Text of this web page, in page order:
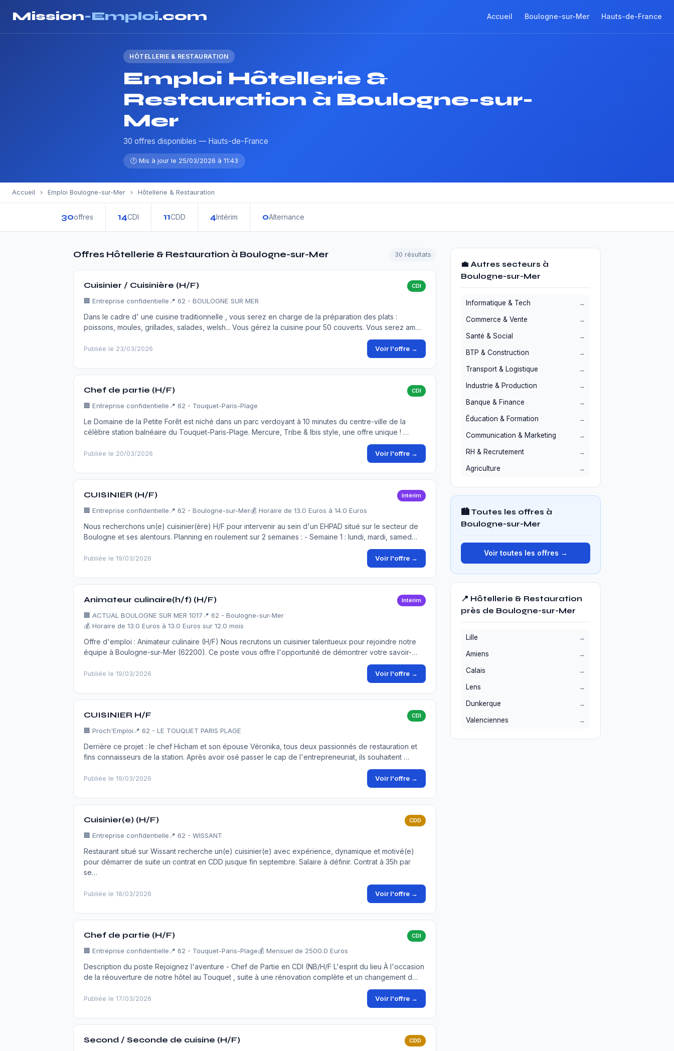
Mission-Emploi.com Accueil Boulogne-sur-Mer Hauts-de-France
HÔTELLERIE & RESTAURATION
Emploi Hôtellerie &
Restauration à Boulogne-sur-
Mer
30 offres disponibles — Hauts-de-France
🕐 Mis à jour le 25/03/2026 à 11:43
Accueil › Emploi Boulogne-sur-Mer › Hôtellerie & Restauration
30offres 14CDI 11CDD 4Intérim 0Alternance
Offres Hôtellerie & Restauration à Boulogne-sur-Mer 30 résultats
Cuisinier / Cuisinière (H/F) CDI
🏢 Entreprise confidentielle 📍 62 - BOULOGNE SUR MER
Dans le cadre d' une cuisine traditionnelle , vous serez en charge de la préparation des plats :
poissons, moules, grillades, salades, welsh... Vous gérez la cuisine pour 50 couverts. Vous serez am…
Publiée le 23/03/2026 Voir l'offre →
Chef de partie (H/F) CDI
🏢 Entreprise confidentielle 📍 62 - Touquet-Paris-Plage
Le Domaine de la Petite Forêt est niché dans un parc verdoyant à 10 minutes du centre-ville de la
célèbre station balnéaire du Touquet-Paris-Plage. Mercure, Tribe & Ibis style, une offre unique ! …
Publiée le 20/03/2026 Voir l'offre →
CUISINIER (H/F) Intérim
🏢 Entreprise confidentielle 📍 62 - Boulogne-sur-Mer💰 Horaire de 13.0 Euros à 14.0 Euros
Nous recherchons un(e) cuisinier(ère) H/F pour intervenir au sein d'un EHPAD situé sur le secteur de
Boulogne et ses alentours. Planning en roulement sur 2 semaines : - Semaine 1 : lundi, mardi, samed…
Publiée le 19/03/2026 Voir l'offre →
Animateur culinaire(h/f) (H/F) Intérim
🏢 ACTUAL BOULOGNE SUR MER 1017 📍 62 - Boulogne-sur-Mer
💰 Horaire de 13.0 Euros à 13.0 Euros sur 12.0 mois
Offre d'emploi : Animateur culinaire (H/F) Nous recrutons un cuisinier talentueux pour rejoindre notre
équipe à Boulogne-sur-Mer (62200). Ce poste vous offre l'opportunité de démontrer votre savoir-…
Publiée le 19/03/2026 Voir l'offre →
CUISINIER H/F CDI
🏢 Proch'Emploi 📍 62 - LE TOUQUET PARIS PLAGE
Derrière ce projet : le chef Hicham et son épouse Véronika, tous deux passionnés de restauration et
fins connaisseurs de la station. Après avoir osé passer le cap de l'entrepreneuriat, ils souhaitent …
Publiée le 19/03/2026 Voir l'offre →
Cuisinier(e) (H/F) CDD
🏢 Entreprise confidentielle 📍 62 - WISSANT
Restaurant situé sur Wissant recherche un(e) cuisinier(e) avec expérience, dynamique et motivé(e)
pour démarrer de suite un contrat en CDD jusque fin septembre. Salaire à définir. Contrat à 35h par
se…
Publiée le 18/03/2026 Voir l'offre →
Chef de partie (H/F) CDI
🏢 Entreprise confidentielle 📍 62 - Touquet-Paris-Plage💰 Mensuel de 2500.0 Euros
Description du poste Rejoignez l'aventure - Chef de Partie en CDI (NB/H/F L'esprit du lieu À l'occasion
de la réouverture de notre hôtel au Touquet , suite à une rénovation complète et un changement d…
Publiée le 17/03/2026 Voir l'offre →
Second / Seconde de cuisine (H/F) CDD
💼 Autres secteurs à
Boulogne-sur-Mer
Informatique & Tech
Commerce & Vente
Santé & Social
BTP & Construction
Transport & Logistique
Industrie & Production
Banque & Finance
Éducation & Formation
Communication & Marketing
RH & Recrutement
Agriculture
🏙️ Toutes les offres à
Boulogne-sur-Mer
Voir toutes les offres →
📍 Hôtellerie & Restauration
près de Boulogne-sur-Mer
Lille
Amiens
Calais
Lens
Dunkerque
Valenciennes